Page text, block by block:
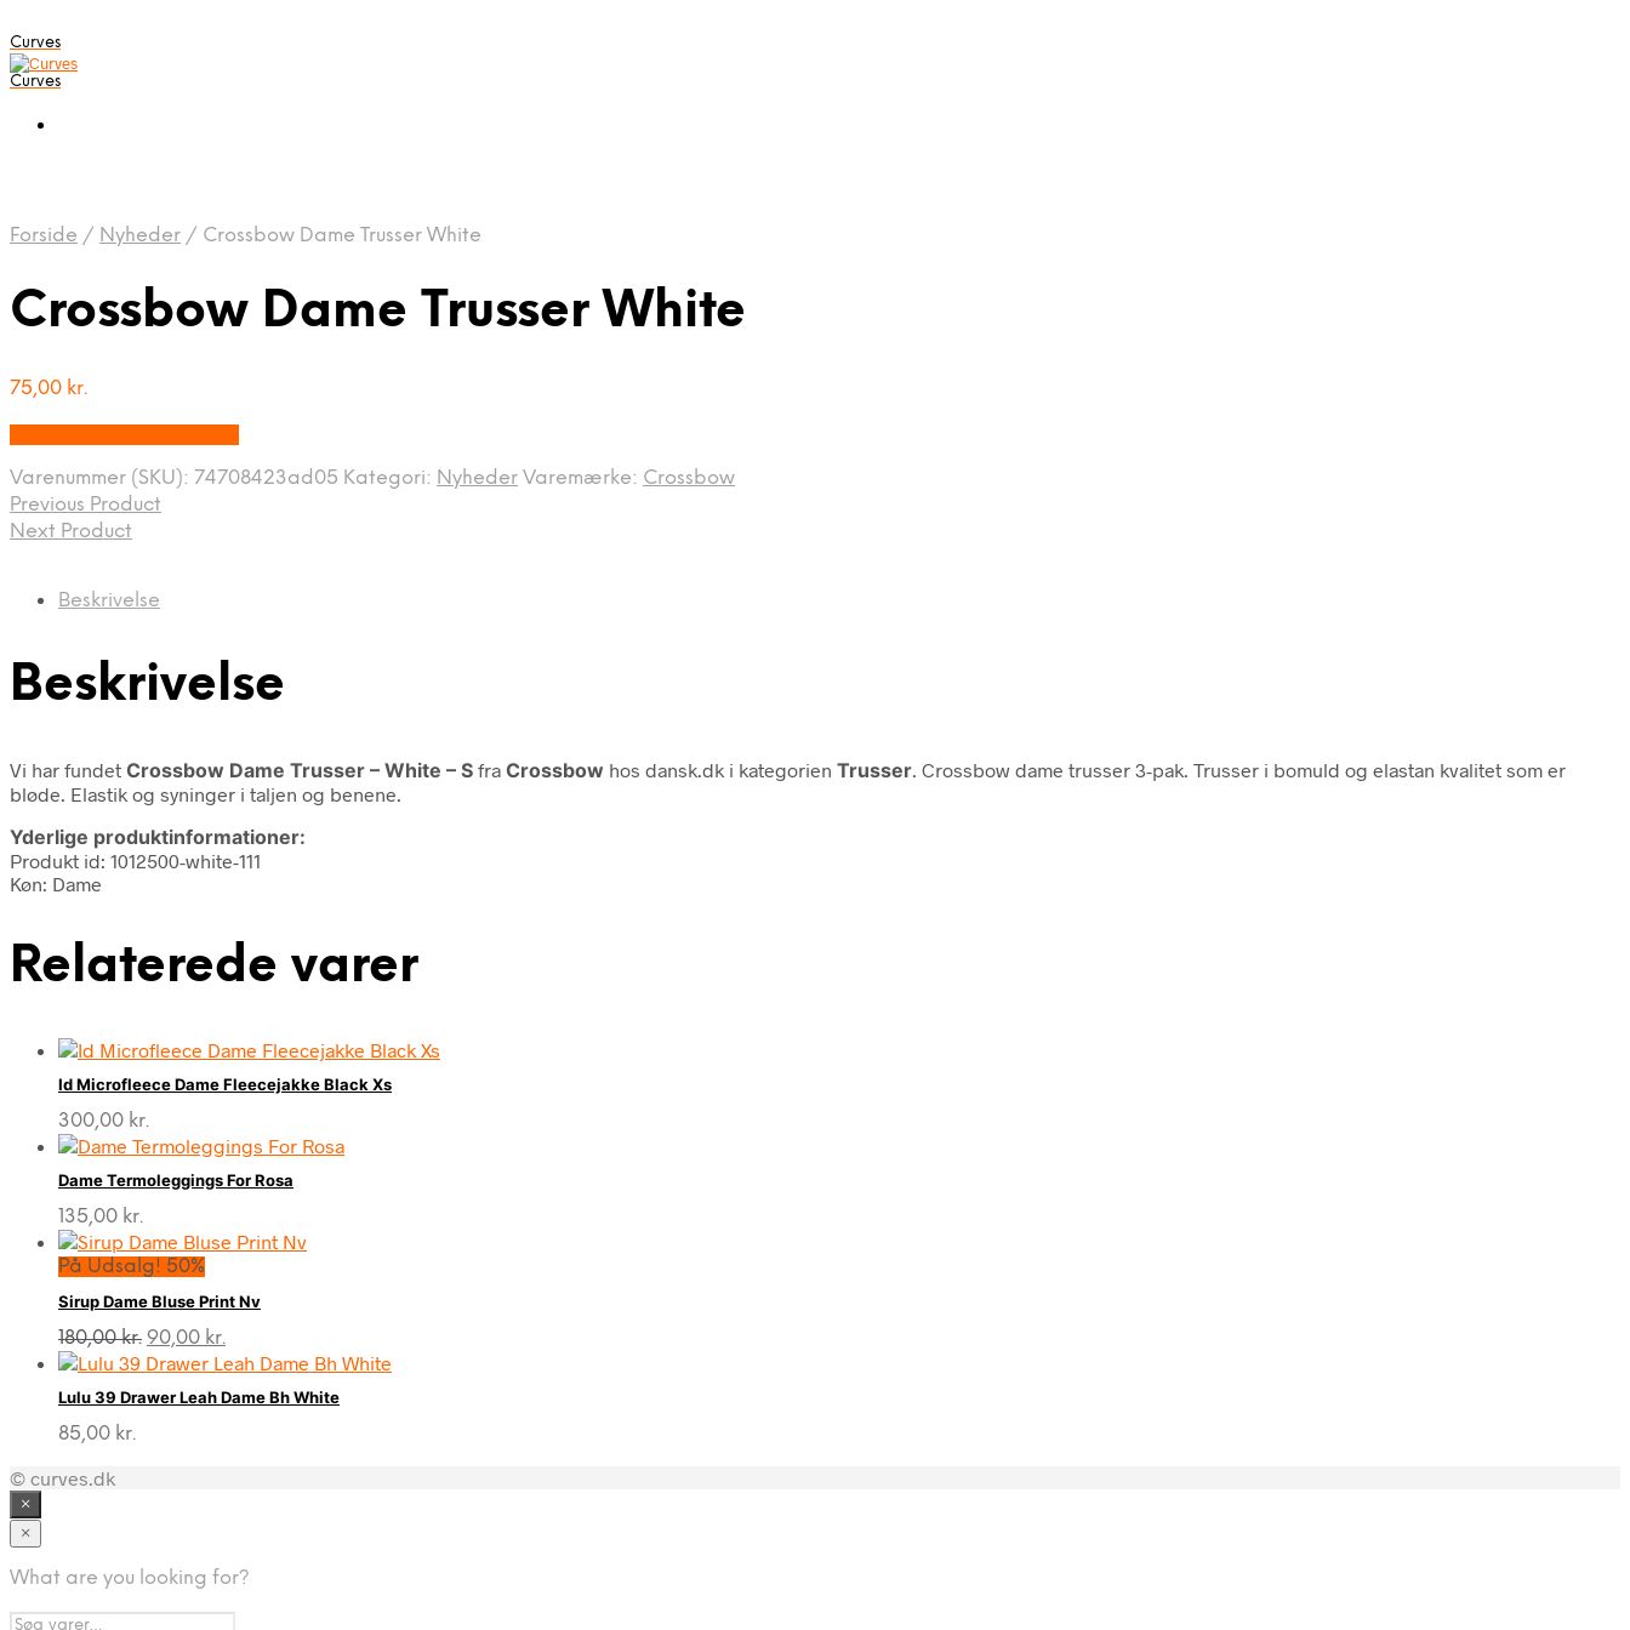
Curves
Curves
Forside / Nyheder / Crossbow Dame Trusser White
Crossbow Dame Trusser White
75,00 kr.
Varenummer (SKU): 74708423ad05 Kategori: Nyheder Varemærke: Crossbow
Previous Product
Next Product
Beskrivelse
Beskrivelse
Vi har fundet Crossbow Dame Trusser – White – S fra Crossbow hos dansk.dk i kategorien Trusser . Crossbow dame trusser 3-pak. Trusser i bomuld og elastan kvalitet som er
bløde. Elastik og syninger i taljen og benene.
Yderlige produktinformationer:
Produkt id: 1012500-white-111
Køn: Dame
Relaterede varer
Id Microfleece Dame Fleecejakke Black Xs
300,00 kr.
Dame Termoleggings For Rosa
135,00 kr.
På Udsalg! 50%
Sirup Dame Bluse Print Nv
180,00kr. Den
oprindelige
var:
90,00 kr.
aktuelle
er:
Lulu 39 Drawer Leah Dame Bh White
85,00 kr.
© curves.dk
×
×
What are you looking for?